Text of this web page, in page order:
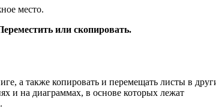
место.
или скопировать.
а также копировать и перемещать листы в
и на диаграммах, в основе которых лежат